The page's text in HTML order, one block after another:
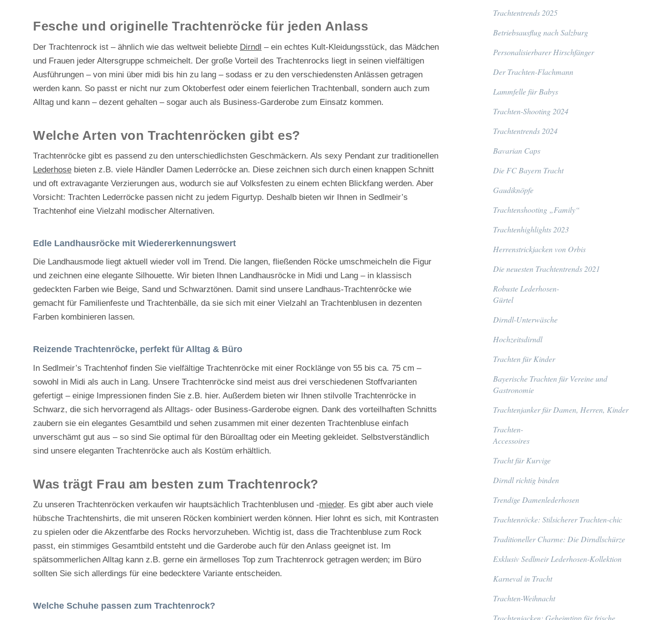
Fesche und originelle Trachtenröcke für jeden Anlass
Der Trachtenrock ist – ähnlich wie das weltweit beliebte Dirndl – ein echtes Kult-Kleidungsstück, das Mädchen
und Frauen jeder Altersgruppe schmeichelt. Der große Vorteil des Trachtenrocks liegt in seinen vielfältigen
Ausführungen – von mini über midi bis hin zu lang – sodass er zu den verschiedensten Anlässen getragen
werden kann. So passt er nicht nur zum Oktoberfest oder einem feierlichen Trachtenball, sondern auch zum
Alltag und kann – dezent gehalten – sogar auch als Business-Garderobe zum Einsatz kommen.
Welche Arten von Trachtenröcken gibt es?
Trachtenröcke gibt es passend zu den unterschiedlichsten Geschmäckern. Als sexy Pendant zur traditionellen
Lederhose bieten z.B. viele Händler Damen Lederröcke an. Diese zeichnen sich durch einen knappen Schnitt
und oft extravagante Verzierungen aus, wodurch sie auf Volksfesten zu einem echten Blickfang werden. Aber
Vorsicht: Trachten Lederröcke passen nicht zu jedem Figurtyp. Deshalb bieten wir Ihnen in Sedlmeir’s
Trachtenhof eine Vielzahl modischer Alternativen.
Edle Landhausröcke mit Wiedererkennungswert
Die Landhausmode liegt aktuell wieder voll im Trend. Die langen, fließenden Röcke umschmeicheln die Figur
und zeichnen eine elegante Silhouette. Wir bieten Ihnen Landhausröcke in Midi und Lang – in klassisch
gedeckten Farben wie Beige, Sand und Schwarztönen. Damit sind unsere Landhaus-Trachtenröcke wie
gemacht für Familienfeste und Trachtenbälle, da sie sich mit einer Vielzahl an Trachtenblusen in dezenten
Farben kombinieren lassen.
Reizende Trachtenröcke, perfekt für Alltag & Büro
In Sedlmeir’s Trachtenhof finden Sie vielfältige Trachtenröcke mit einer Rocklänge von 55 bis ca. 75 cm –
sowohl in Midi als auch in Lang. Unsere Trachtenröcke sind meist aus drei verschiedenen Stoffvarianten
gefertigt – einige Impressionen finden Sie z.B. hier. Außerdem bieten wir Ihnen stilvolle Trachtenröcke in
Schwarz, die sich hervorragend als Alltags- oder Business-Garderobe eignen. Dank des vorteilhaften Schnitts
zaubern sie ein elegantes Gesamtbild und sehen zusammen mit einer dezenten Trachtenbluse einfach
unverschämt gut aus – so sind Sie optimal für den Büroalltag oder ein Meeting gekleidet. Selbstverständlich
sind unsere eleganten Trachtenröcke auch als Kostüm erhältlich.
Was trägt Frau am besten zum Trachtenrock?
Zu unseren Trachtenröcken verkaufen wir hauptsächlich Trachtenblusen und -mieder. Es gibt aber auch viele
hübsche Trachtenshirts, die mit unseren Röcken kombiniert werden können. Hier lohnt es sich, mit Kontrasten
zu spielen oder die Akzentfarbe des Rocks hervorzuheben. Wichtig ist, dass die Trachtenbluse zum Rock
passt, ein stimmiges Gesamtbild entsteht und die Garderobe auch für den Anlass geeignet ist. Im
spätsommerlichen Alltag kann z.B. gerne ein ärmelloses Top zum Trachtenrock getragen werden; im Büro
sollten Sie sich allerdings für eine bedecktere Variante entscheiden.
Welche Schuhe passen zum Trachtenrock?
Trachtentrends 2025
Betriebsausflug nach Salzburg
Personalisierbarer Hirschfänger
Der Trachten-Flachmann
Lammfelle für Babys
Trachten-Shooting 2024
Trachtentrends 2024
Bavarian Caps
Die FC Bayern Tracht
Gaudiknöpfe
Trachtenshooting „Family“
Trachtenhighlights 2023
Herrenstrickjacken von Orbis
Die neuesten Trachtentrends 2021
Robuste Lederhosen-
Gürtel
Dirndl-Unterwäsche
Hochzeitsdirndl
Trachten für Kinder
Bayerische Trachten für Vereine und
Gastronomie
Trachtenjanker für Damen, Herren, Kinder
Trachten-
Accessoires
Tracht für Kurvige
Dirndl richtig binden
Trendige Damenlederhosen
Trachtenröcke: Stilsicherer Trachten-chic
Traditioneller Charme: Die Dirndlschürze
Exklusiv Sedlmeir Lederhosen-Kollektion
Karneval in Tracht
Trachten-Weihnacht
Trachtenjacken: Geheimtipp für frische